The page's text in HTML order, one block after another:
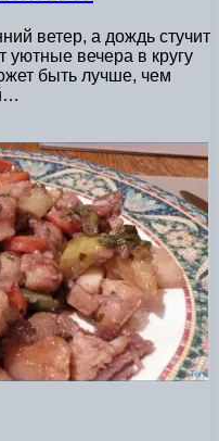
ветер, а дождь стучит
уютные вечера в кругу
быть лучше, чем